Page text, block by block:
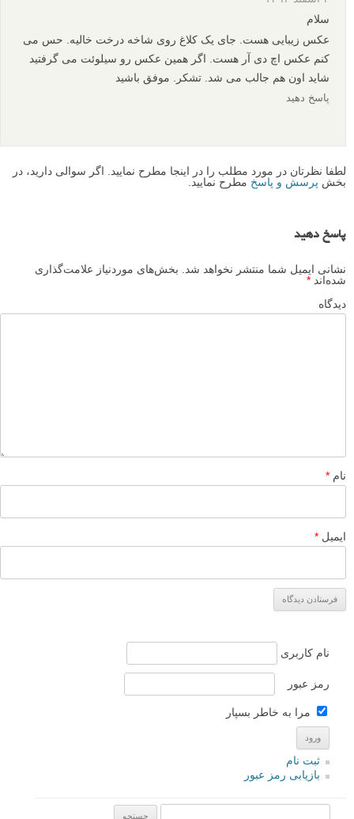
سلام
عکس زیبایی هست. جای یک کلاغ روی شاخه درخت خالیه. حس می
کنم عکس اچ دی آر هست. اگر همین عکس رو سیلوئت می گرفتید
شاید اون هم جالب می شد. تشکر. موفق باشید
پاسخ دهید
لطفا نظرتان در مورد مطلب را در اینجا مطرح نمایید. اگر سوالی دارید، در
بخش پرسش و پاسخ مطرح نمایید.
پاسخ دهید
نشانی ایمیل شما منتشر نخواهد شد.
بخش‌های موردنیاز علامت‌گذاری
شده‌اند *
دیدگاه
نام *
ایمیل *
نام کاربری
رمز عبور
مرا به خاطر بسپار
ثبت نام
بازیابی رمز عبور